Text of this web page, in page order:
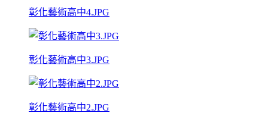
彰化藝術高中4.JPG
彰化藝術高中3.JPG
彰化藝術高中2.JPG